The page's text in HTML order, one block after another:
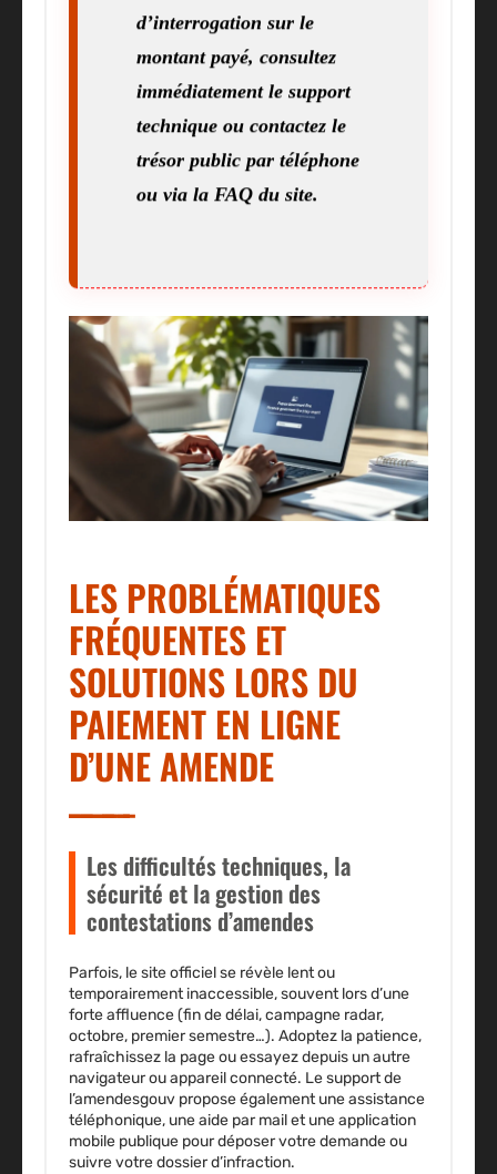
d’interrogation sur le
montant payé, consultez
immédiatement le support
technique ou contactez le
trésor public par téléphone
ou via la FAQ du site.
LES PROBLÉMATIQUES
FRÉQUENTES ET
SOLUTIONS LORS DU
PAIEMENT EN LIGNE
D’UNE AMENDE
Les difficultés techniques, la
sécurité et la gestion des
contestations d’amendes
Parfois, le site officiel se révèle lent ou
temporairement inaccessible, souvent lors d’une
forte affluence (fin de délai, campagne radar,
octobre, premier semestre…). Adoptez la patience,
rafraîchissez la page ou essayez depuis un autre
navigateur ou appareil connecté. Le support de
l’amendesgouv propose également une assistance
téléphonique, une aide par mail et une application
mobile publique pour déposer votre demande ou
suivre votre dossier d’infraction.